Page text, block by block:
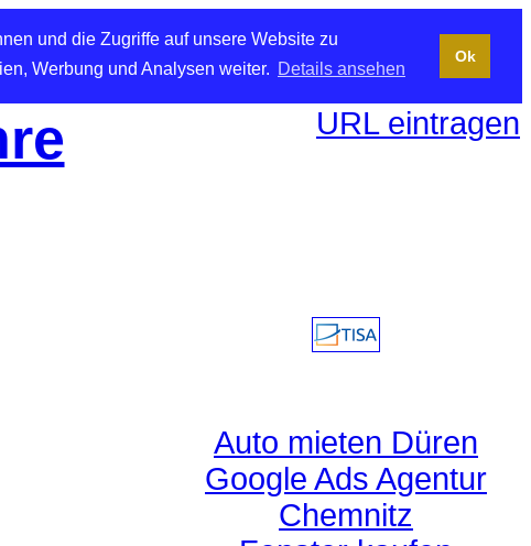
und die Zugriffe auf unsere Website zu
Werbung und Analysen weiter. Details ansehen
Ok
URL eintragen
Auto mieten Düren
Google Ads Agentur
Chemnitz